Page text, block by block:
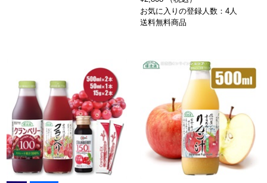
お気に入りの登録人数：4人
送料無料商品